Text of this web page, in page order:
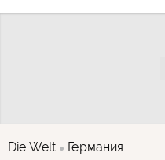
Die Welt Германия